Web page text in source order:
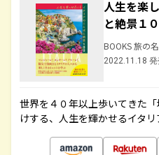
人生を楽
と絶景１
BOOKS 旅の
2022.11.18
世界を４０年以上歩いてきた
けする、人生を輝かせるイタ